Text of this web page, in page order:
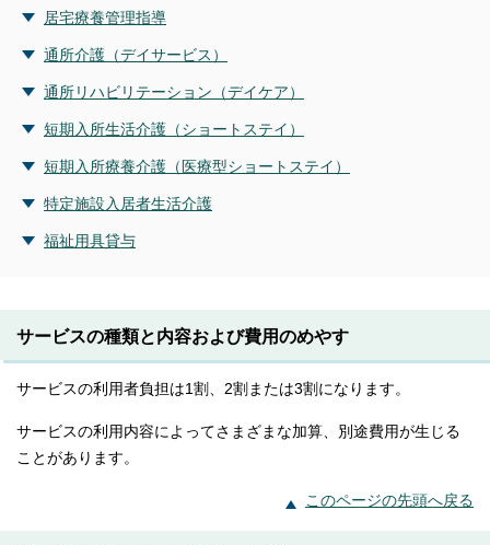
居宅療養管理指導
通所介護（デイサービス）
通所リハビリテーション（デイケア）
短期入所生活介護（ショートステイ）
短期入所療養介護（医療型ショートステイ）
特定施設入居者生活介護
福祉用具貸与
サービスの種類と内容および費用のめやす
サービスの利用者負担は1割、2割または3割になります。
サービスの利用内容によってさまざまな加算、別途費用が生じる
ことがあります。
このページの先頭へ戻る